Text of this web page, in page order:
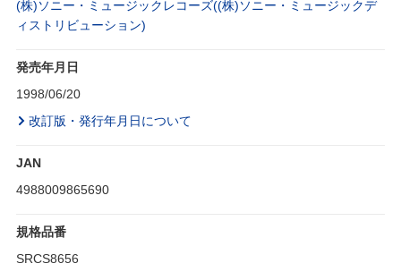
(株)ソニー・ミュージックレコーズ((株)ソニー・ミュージックデ
ィストリビューション)
発売年月日
1998/06/20
改訂版・発行年月日について
JAN
4988009865690
規格品番
SRCS8656